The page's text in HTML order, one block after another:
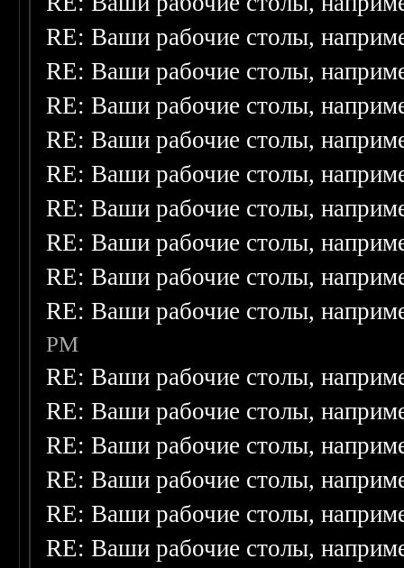
RE: Ваши рабочие столы,
RE: Ваши рабочие столы,
RE: Ваши рабочие столы,
RE: Ваши рабочие столы,
RE: Ваши рабочие столы,
RE: Ваши рабочие столы,
RE: Ваши рабочие столы,
RE: Ваши рабочие столы,
RE: Ваши рабочие столы,
PM
RE: Ваши рабочие столы,
RE: Ваши рабочие столы,
RE: Ваши рабочие столы,
RE: Ваши рабочие столы,
RE: Ваши рабочие столы,
RE: Ваши рабочие столы,